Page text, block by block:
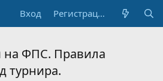
Вход Регистрация
на ФПС. Правила
турнира.